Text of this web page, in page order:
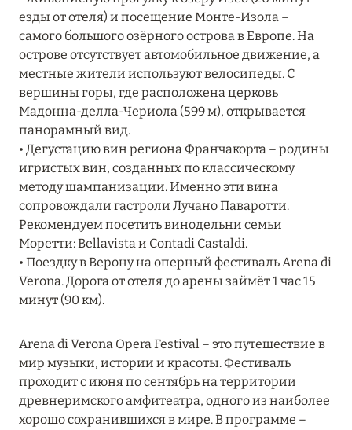
13 мая 2025
ЗАБРОНИРУЙТЕ FOUR SEASONS RESORT
DUBAI AT JUMEIRAH BEACH ПО ЛУЧШИМ
ЦЕНАМ
Подробнее
04 апреля 2025
ATLANTIS THE PALM: НОВЫЙ ПАКЕТ
НАПИТКОВ ДЛЯ HB И FB
Подробнее
13 февраля 2025
MANDARIN ORIENTAL JUMEIRA, DUBAI:
СКИДКИ ДО 30 % ОТ СУММЫ КОНТРАКТА НА
РАЗМЕЩЕНИЕ ВЕСНОЙ
Подробнее
езды от отеля) и посещение Монте-Изола –
самого большого озёрного острова в Европе. На
острове отсутствует автомобильное движение, а
местные жители используют велосипеды. С
вершины горы, где расположена церковь
Мадонна-делла-Чериола (599 м), открывается
панорамный вид.
• Дегустацию вин региона Франчакорта – родины
игристых вин, созданных по классическому
методу шампанизации. Именно эти вина
сопровождали гастроли Лучано Паваротти.
Рекомендуем посетить винодельни семьи
Моретти: Bellavista и Contadi Castaldi.
• Поездку в Верону на оперный фестиваль Arena di
Verona. Дорога от отеля до арены займёт 1 час 15
минут (90 км).
Arena di Verona Opera Festival – это путешествие в
мир музыки, истории и красоты. Фестиваль
проходит с июня по сентябрь на территории
древнеримского амфитеатра, одного из наиболее
хорошо сохранившихся в мире. В программе –